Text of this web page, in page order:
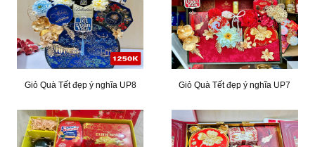
Giỏ Quà Tết đẹp ý nghĩa UP8 Giỏ Quà Tết đẹp ý nghĩa UP7